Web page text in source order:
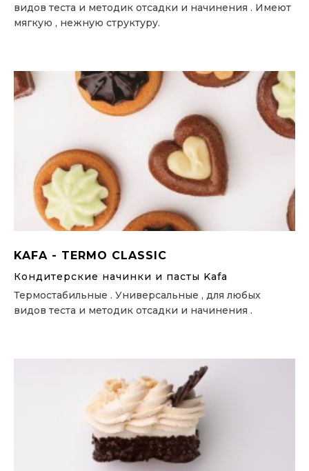
видов теста и методик отсадки и начинения . Имеют
мягкую , нежную структуру.
KAFA - TERMO CLASSIC
Кондитерские начинки и пасты Kafa
Термостабильные . Универсальные , для любых
видов теста и методик отсадки и начинения .